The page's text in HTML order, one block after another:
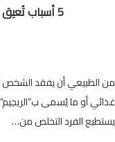
5 أسباب تُعيق فقدانك للوزن رغم اتباعك للريجيم
من الطبيعي أن يفقد الشخص
غذائي أو ما يُسمى
يستطيع الفرد التخلص من…